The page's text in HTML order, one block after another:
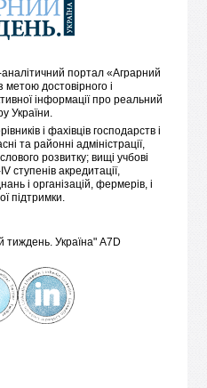
портал «Аграрний
достовірного і
інформації про реальний
України.
і фахівців господарств і
та районні адміністрації,
розвитку; вищі учбові
ступенів акредитації,
і організацій, фермерів, і
підтримки.
Україна" A7D